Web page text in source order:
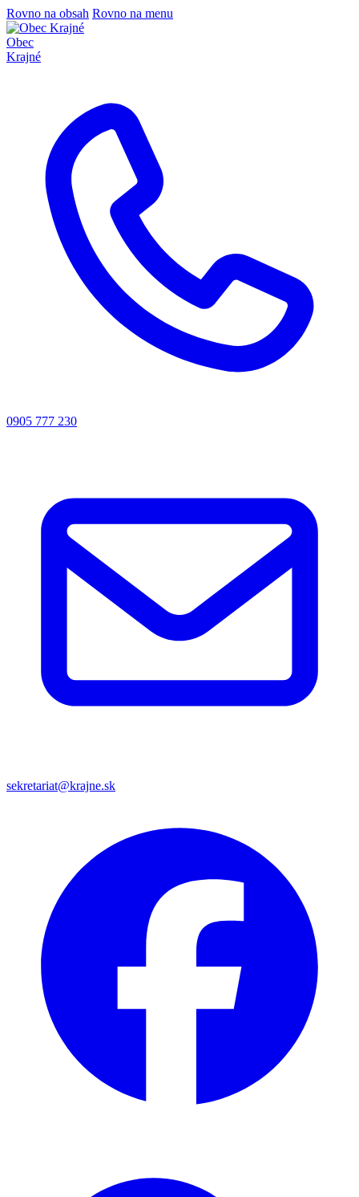
Rovno na obsah Rovno na menu
Obec
Krajné
0905 777 230
sekretariat@krajne.sk